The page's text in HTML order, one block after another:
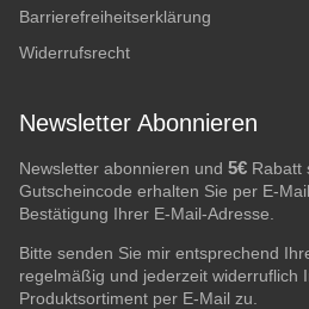
Barrierefreiheitserklärung
Widerrufsrecht
Newsletter Abonnieren
Newsletter abonnieren und 5€ Rabatt
Gutscheincode erhalten Sie per E-
Bestätigung Ihrer E-Mail-Adresse.
Bitte senden Sie mir entsprechend
regelmäßig und jederzeit widerruflich
Produktsortiment per E-Mail zu.